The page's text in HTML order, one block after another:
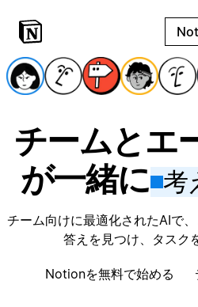
チームとエ
が一緒に 考
チーム向けに最適化されたAIで、
答えを見つけ、タスク
Notionを無料で始める